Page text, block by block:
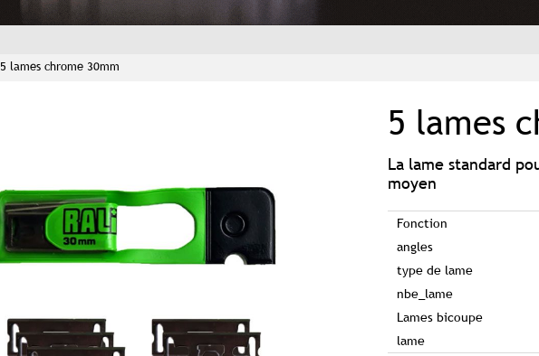
5 lames chrome 30mm
5 lames
La lame standard
moyen
Fonction
angles
type de lame
nbe_lame
Lames bicoupe
lame